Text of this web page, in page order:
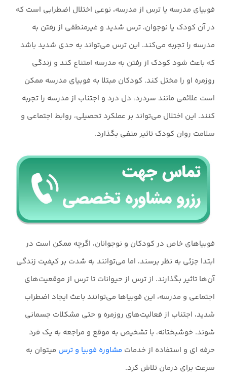
فوبیای مدرسه یا ترس از مدرسه، نوعی اختلال اضطرابی است که
در آن کودک یا نوجوان، ترس شدید و غیرمنطقی از رفتن به
مدرسه را تجربه می‌کند. این ترس می‌تواند به حدی شدید باشد
که باعث شود کودک از رفتن به مدرسه امتناع کند و زندگی
روزمره او را مختل کند. کودکان مبتلا به فوبیای مدرسه ممکن
است علائمی مانند سردرد، دل درد و اجتناب از مدرسه را تجربه
کنند. این اختلال می‌تواند بر عملکرد تحصیلی، روابط اجتماعی و
سلامت روان کودک تاثیر منفی بگذارد.
فوبیاهای خاص در کودکان و نوجوانان، اگرچه ممکن است در
ابتدا جزئی به نظر برسند، اما می‌توانند به شدت بر کیفیت زندگی
آن‌ها تاثیر بگذارند. از ترس از حیوانات تا ترس از موقعیت‌های
اجتماعی و مدرسه، این فوبیاها می‌توانند باعث ایجاد اضطراب
شدید، اجتناب از فعالیت‌های روزمره و حتی مشکلات جسمانی
شوند. خوشبختانه، با تشخیص به موقع و مراجعه به یک فرد
حرفه ای و استفاده از خدمات مشاوره فوبیا و ترس میتوان به
سرعت برای درمان تلاش کرد.